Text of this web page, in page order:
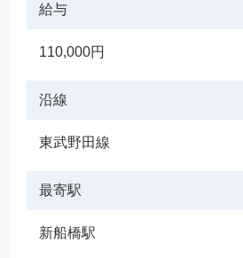
給与
110,000円
沿線
東武野田線
最寄駅
新船橋駅